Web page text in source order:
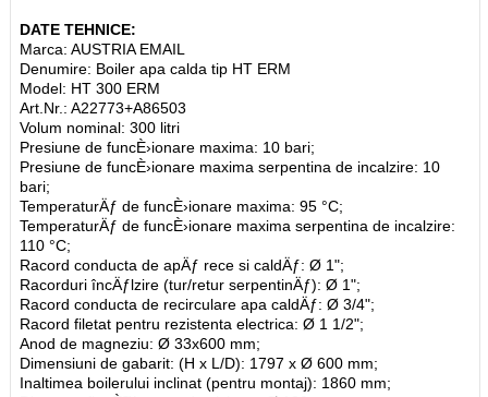
DATE TEHNICE:
Marca: AUSTRIA EMAIL
Denumire: Boiler apa calda tip HT ERM
Model: HT 300 ERM
Art.Nr.: A22773+A86503
Volum nominal: 300 litri
Presiune de funcÈ›ionare maxima: 10 bari;
Presiune de funcÈ›ionare maxima serpentina de incalzire: 10
bari;
TemperaturÄƒ de funcÈ›ionare maxima: 95 °C;
TemperaturÄƒ de funcÈ›ionare maxima serpentina de incalzire:
110 °C;
Racord conducta de apÄƒ rece si caldÄƒ: Ø 1";
Racorduri încÄƒlzire (tur/retur serpentinÄƒ): Ø 1";
Racord conducta de recirculare apa caldÄƒ: Ø 3/4";
Racord filetat pentru rezistenta electrica: Ø 1 1/2";
Anod de magneziu: Ø 33x600 mm;
Dimensiuni de gabarit: (H x L/D): 1797 x Ø 600 mm;
Inaltimea boilerului inclinat (pentru montaj): 1860 mm;